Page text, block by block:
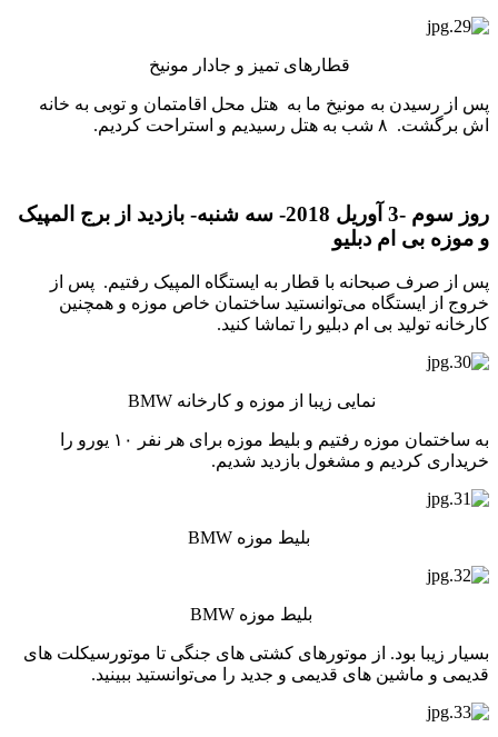
قطارهای تمیز و جادار مونیخ
پس از رسیدن به مونیخ ما به هتل محل اقامتمان و توبی به خانه
اش برگشت. ۸ شب به هتل رسیدیم و استراحت کردیم.
روز سوم -3 آوریل 2018- سه شنبه- بازدید از برج المپیک
و موزه بی ام دبلیو
پس از صرف صبحانه با قطار به ایستگاه المپیک رفتیم. پس از
خروج از ایستگاه می‌توانستید ساختمان خاص موزه و همچنین
کارخانه تولید بی ام دبلیو را تماشا کنید.
نمایی زیبا از موزه و کارخانه BMW
به ساختمان موزه رفتیم و بلیط موزه برای هر نفر ۱۰ یورو را
خریداری کردیم و مشغول بازدید شدیم.
بلیط موزه BMW
بلیط موزه BMW
بسیار زیبا بود. از موتورهای کشتی های جنگی تا موتورسیکلت های
قدیمی و ماشین های قدیمی و جدید را می‌توانستید ببینید.